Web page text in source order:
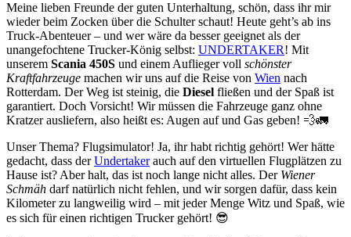
Meine lieben Freunde der guten Unterhaltung, schön, dass ihr mir
wieder beim Zocken über die Schulter schaut! Heute geht’s ab ins
Truck-Abenteuer – und wer wäre da besser geeignet als der
unangefochtene Trucker-König selbst: UNDERTAKER! Mit
unserem Scania 450S und einem Auflieger voll schönster
Kraftfahrzeuge machen wir uns auf die Reise von Wien nach
Rotterdam. Der Weg ist steinig, die Diesel fließen und der Spaß ist
garantiert. Doch Vorsicht! Wir müssen die Fahrzeuge ganz ohne
Kratzer ausliefern, also heißt es: Augen auf und Gas geben! 💨🚛
Unser Thema? Flugsimulator! Ja, ihr habt richtig gehört! Wer hätte
gedacht, dass derUndertakerauch auf den virtuellen Flugplätzen zu
Hause ist? Aber halt, das ist noch lange nicht alles. Der Wiener
Schmäh darf natürlich nicht fehlen, und wir sorgen dafür, dass kein
Kilometer zu langweilig wird – mit jeder Menge Witz und Spaß, wie
es sich für einen richtigen Trucker gehört! 😎